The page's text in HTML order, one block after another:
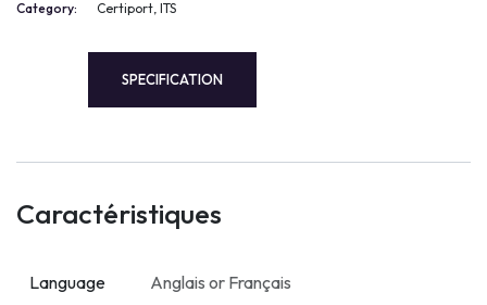
Category: Certiport, ITS
SPECIFICATION
Caractéristiques
Language Anglais or Français